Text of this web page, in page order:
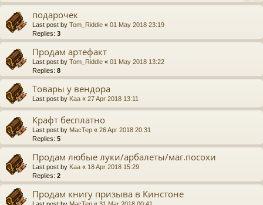
подарочек
Last post by Tom_Riddle « 01 May 2018 23:19
Replies: 3
Продам артефакт
Last post by Tom_Riddle « 01 May 2018 13:22
Replies: 8
Товары у вендора
Last post by Kaa « 27 Apr 2018 13:11
Крафт бесплатно
Last post by MacTep « 26 Apr 2018 20:31
Replies: 5
Продам любые луки/арбалеты/маг.посохи
Last post by Kaa « 18 Apr 2018 15:29
Replies: 2
Продам книгу призыва в Кинстоне